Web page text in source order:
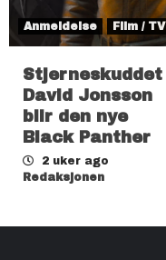
Anmeldelse Film / TV
Stjerneskuddet
David Jonsson
blir den nye
Black Panther
2 uker ago
Redaksjonen